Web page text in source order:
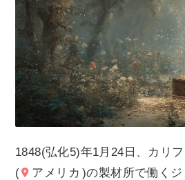
1848(弘化5)年1月24日、カリ
(
アメリカ )の製材所で働く